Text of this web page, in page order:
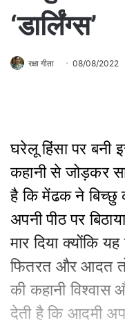
‘डार्लिंग्स’
रक्षा गीता 08/08/2022
घरेलू हिंसा पर
कहानी से जोड़कर
है कि मेंढक ने बिच्छु
अपनी पीठ पर
मार दिया क्योंकि
फितरत और आदत
की कहानी विश्वास
देती है कि आदमी